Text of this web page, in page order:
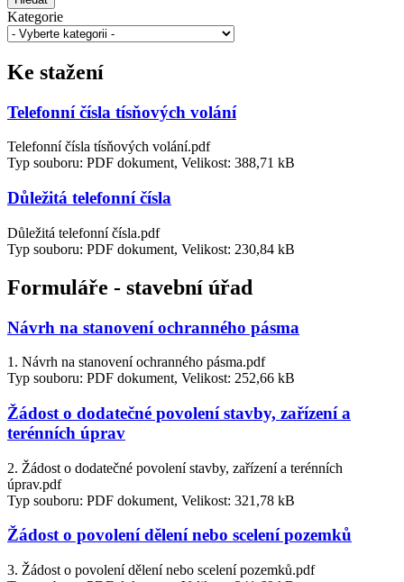
Kategorie
Ke stažení
Telefonní čísla tísňových volání
Telefonní čísla tísňových volání.pdf
Typ souboru: PDF dokument, Velikost: 388,71 kB
Důležitá telefonní čísla
Důležitá telefonní čísla.pdf
Typ souboru: PDF dokument, Velikost: 230,84 kB
Formuláře - stavební úřad
Návrh na stanovení ochranného pásma
1. Návrh na stanovení ochranného pásma.pdf
Typ souboru: PDF dokument, Velikost: 252,66 kB
Žádost o dodatečné povolení stavby, zařízení a
terénních úprav
2. Žádost o dodatečné povolení stavby, zařízení a terénních
úprav.pdf
Typ souboru: PDF dokument, Velikost: 321,78 kB
Žádost o povolení dělení nebo scelení pozemků
3. Žádost o povolení dělení nebo scelení pozemků.pdf